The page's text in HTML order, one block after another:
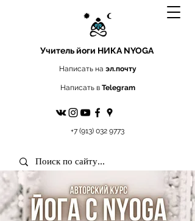
Учитель йоги НИКА NYOGA
Написать на эл.почту
Написать в Telegram
+7 (913) 032 9773